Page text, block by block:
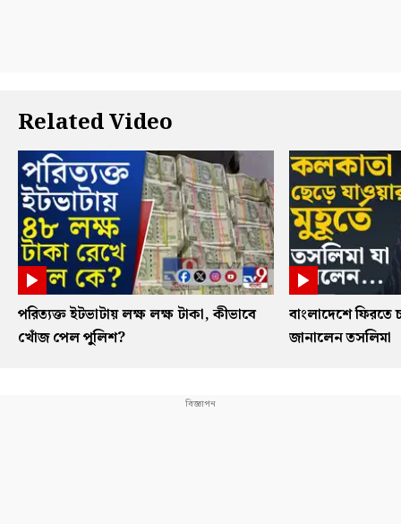
Related Video
পরিত্যক্ত ইটভাটায় লক্ষ লক্ষ টাকা, কীভাবে
খোঁজ পেল পুলিশ?
বাংলাদেশে ফিরতে
জানালেন তসলিমা